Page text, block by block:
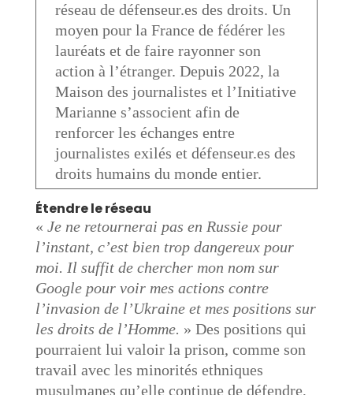
réseau de défenseur.es des droits. Un
moyen pour la France de fédérer les
lauréats et de faire rayonner son
action à l’étranger. Depuis 2022, la
Maison des journalistes et l’Initiative
Marianne s’associent afin de
renforcer les échanges entre
journalistes exilés et défenseur.es des
droits humains du monde entier.
Étendre le réseau
« Je ne retournerai pas en Russie pour
l’instant, c’est bien trop dangereux pour
moi. Il suffit de chercher mon nom sur
Google pour voir mes actions contre
l’invasion de l’Ukraine et mes positions sur
les droits de l’Homme. » Des positions qui
pourraient lui valoir la prison, comme son
travail avec les minorités ethniques
musulmanes qu’elle continue de défendre,